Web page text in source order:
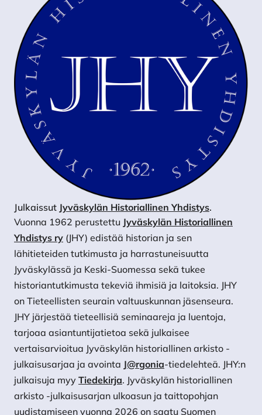
Julkaissut Jyväskylän Historiallinen Yhdistys.
Vuonna 1962 perustettu Jyväskylän Historiallinen
Yhdistys ry (JHY) edistää historian ja sen
lähitieteiden tutkimusta ja harrastuneisuutta
Jyväskylässä ja Keski-Suomessa sekä tukee
historiantutkimusta tekeviä ihmisiä ja laitoksia. JHY
on Tieteellisten seurain valtuuskunnan jäsenseura.
JHY järjestää tieteellisiä seminaareja ja luentoja,
tarjoaa asiantuntijatietoa sekä julkaisee
vertaisarvioitua Jyväskylän historiallinen arkisto -
julkaisusarjaa ja avointa J@rgonia-tiedelehteä. JHY:n
julkaisuja myy Tiedekirja. Jyväskylän historiallinen
arkisto -julkaisusarjan ulkoasun ja taittopohjan
uudistamiseen vuonna 2026 on saatu Suomen